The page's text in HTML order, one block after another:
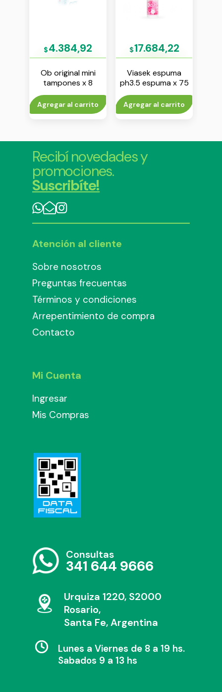
$4.384,92
Ob original mini
tampones x 8
unidades
Agregar al carrito
$17.684,22
Viasek espuma
ph3.5 espuma x 75
ml
Agregar al carrito
Recibí novedades y
promociones.
Suscribíte!
Atención al cliente
Sobre nosotros
Preguntas frecuentas
Términos y condiciones
Arrepentimiento de compra
Contacto
Mi Cuenta
Ingresar
Mis Compras
Consultas
341 644 9666
Urquiza 1220, S2000
Rosario,
Santa Fe, Argentina
Lunes a Viernes de 8 a 19 hs.
Sabados 9 a 13 hs